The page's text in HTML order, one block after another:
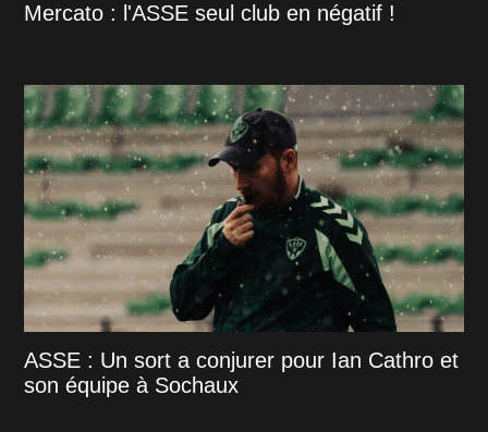
Mercato : l'ASSE seul club en négatif !
ASSE : Un sort a conjurer pour Ian Cathro et
son équipe à Sochaux